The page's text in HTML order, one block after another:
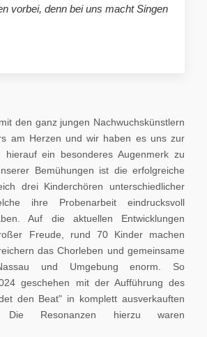
vorbei, denn bei uns macht Singen
den ganz jungen Nachwuchskünstlern
am Herzen und wir haben es uns zur
hierauf ein besonderes Augenmerk zu
Bemühungen ist die erfolgreiche
drei Kinderchören unterschiedlicher
ihre Probenarbeit eindrucksvoll
Auf die aktuellen Entwicklungen
Freude, rund 70 Kinder machen
das Chorleben und gemeinsame
und Umgebung enorm. So
geschehen mit der Aufführung des
den Beat" in komplett ausverkauften
Die Resonanzen hierzu waren